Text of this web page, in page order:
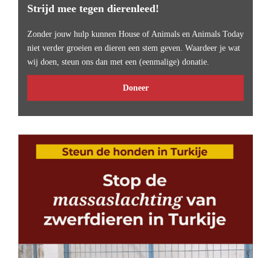
Strijd mee tegen dierenleed!
Zonder jouw hulp kunnen House of Animals en Animals Today
niet verder groeien en dieren een stem geven. Waardeer je wat
wij doen, steun ons dan met een (eenmalige) donatie.
Doneer